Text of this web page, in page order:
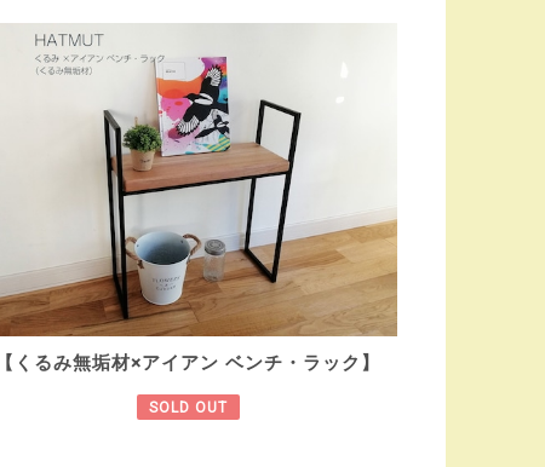
【くるみ無垢材×アイアン ベンチ・ラック】
SOLD OUT